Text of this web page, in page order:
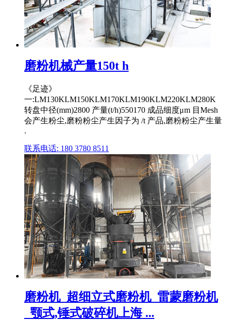
磨粉机械产量150t h
《足迹》
一:LM130KLM150KLM170KLM190KLM220KLM280K
转盘中径(mm)2800 产量(t/h)550170 成品细度μm 目Mesh
会产生粉尘,磨粉粉尘产生因子为 /t 产品,磨粉粉尘产生量
.
联系电话: 180 3780 8511
磨粉机_超细立式磨粉机_雷蒙磨粉机
_颚式,锤式破碎机上海 ...